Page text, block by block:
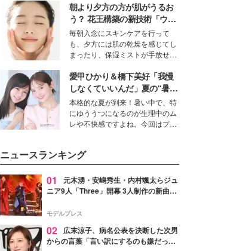
ションの完成度を高めるベースと
して、“髪そのものの美しさ”に改
めて注目する人が増えている様
子。今回は、そんな憧れの艶やか
な髪を日常で叶える、美容好きの
女性たちのヘアケア事情を紹介し
ます。
朝より夕方の方が肌がうるお
う？ 花王構築の新技術「ウォ
ーターキャプチャリングスキ
ン（捕水肌）」がスキンケア
の常識を変える予感
毎朝入念にスキンケアを行って
も、夕方には肌の乾燥を感じてし
まったり、保湿ミストが手放せな
な美容の常識を大きく変える可能
性を秘めた、革新的な「Water
Capturing Skin（ウォーターキャ
プチャリングスキン：捕水肌）」
技術を、花王が構築した。
愛甲ひかり＆橋下美好「我慢
しなくていいんだ」夏の“暑さ
対策”の新しい選択肢とは？
本格的な夏が到来！暑い中で、特
にゆううつになるのが生理中のム
レや不快感ですよね。今回はプラ
好さんを迎えて本音で女子会トー
ク。猛暑のお出かけを快適に過ご
すヒントや、2人が感動した夏の
生理の新常識にも迫りました。
ニュースランキング
01
元木湧・安嶋秀生・内村颯太らジュ
ニア9人「Three」開幕 3人制作の新曲＆
進んで夢を掴みたい」【ゲネプロレポ】
モデルプレス
02
広末涼子、病名公表を決断した次男
からの言葉「言い訳にするのも嫌だっ